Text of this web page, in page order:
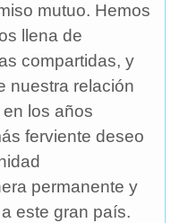
mutuo. Hemos
llena de
compartidas, y
nuestra relación
los años
ferviente deseo
permanente y
este gran país.